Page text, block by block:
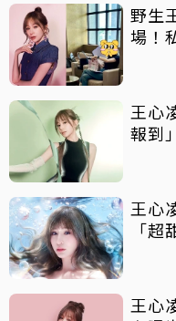
野生
場！
王心
報到」
王心
「
王心